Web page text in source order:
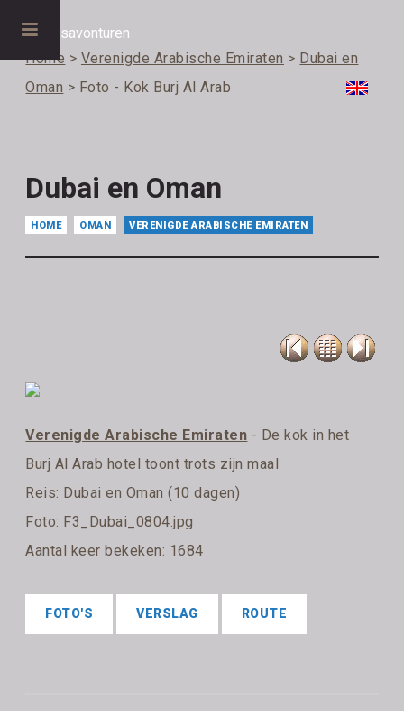
Home > Verenigde Arabische Emiraten > Dubai en
Oman > Foto - Kok Burj Al Arab
Dubai en Oman
HOME OMAN VERENIGDE ARABISCHE EMIRATEN
Verenigde Arabische Emiraten - De kok in het
Burj Al Arab hotel toont trots zijn maal
Reis: Dubai en Oman (10 dagen)
Foto: F3_Dubai_0804.jpg
Aantal keer bekeken: 1684
FOTO'S VERSLAG ROUTE